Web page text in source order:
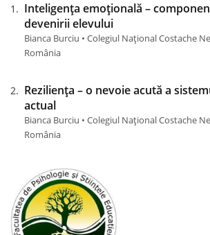
Inteligența emoțională –
devenirii elevului
Bianca Burciu • Colegiul Național Costache
România
Reziliența – o nevoie acută a
actual
Bianca Burciu • Colegiul Național Costache
România